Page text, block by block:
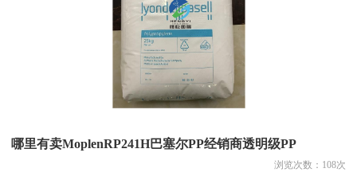
哪里有卖MoplenRP241H巴塞尔PP经销商透明级PP
浏览次数： 108次